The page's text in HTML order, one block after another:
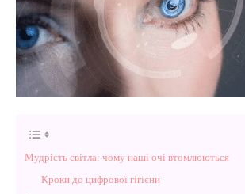
Мудрість світла: чому наші очі втомлюються
Кроки до цифрової гігієни